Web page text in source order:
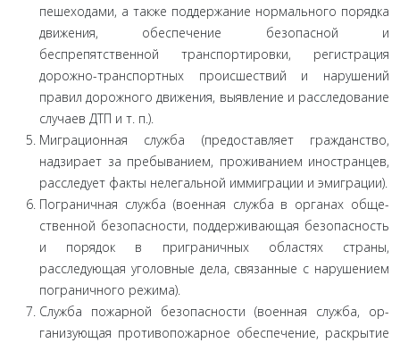
пешеходами, а также поддержание нормального порядка
движения, обеспе­чение безопасной и
беспрепятственной транспортировки, ре­гистрация
дорожно-транспортных происшествий и наруше­ний
правил дорожного движения, выявление и расследование
случаев ДТП и т. п.).
Миграционная служба (предоставляет гражданство,
надзирает за пребыванием, проживанием иностранцев,
рас­следует факты нелегальной иммиграции и эмиграции).
Пограничная служба (военная служба в органах обще­
ственной безопасности, поддерживающая безопасность
и по­рядок в приграничных областях страны,
расследующая уго­ловные дела, связанные с нарушением
пограничного режима).
Служба пожарной безопасности (военная служба, ор­
ганизующая противопожарное обеспечение, раскрытие